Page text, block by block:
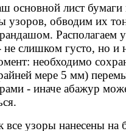
основной лист
узоров, обводим их
Располагаем
не слишком густо, но и
необходимо
мере 5 мм)
- иначе абажур
все узоры нанесены